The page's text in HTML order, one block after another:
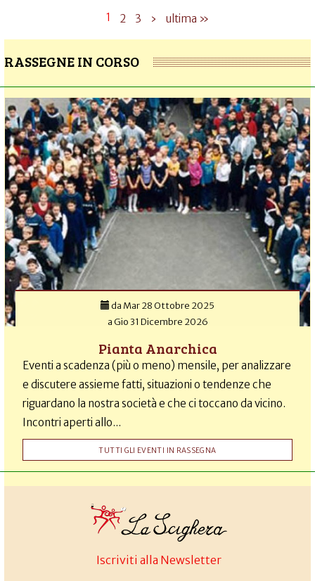
1 2 3 › ultima »
RASSEGNE IN CORSO
da Mar 28 Ottobre 2025
aGio 31 Dicembre 2026
Pianta Anarchica
Eventi a scadenza (più o meno) mensile, per analizzare
e discutere assieme fatti, situazioni o tendenze che
riguardano la nostra società e che ci toccano da vicino.
Incontri aperti allo...
TUTTI GLI EVENTI IN RASSEGNA
Iscriviti alla Newsletter